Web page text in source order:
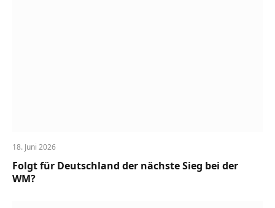
18. Juni 2026
Folgt für Deutschland der nächste Sieg bei der
WM?